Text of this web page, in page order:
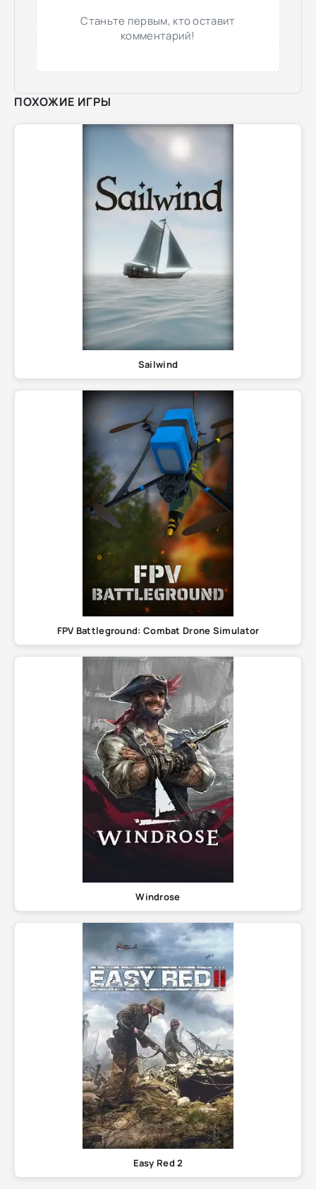
Станьте первым, кто оставит
комментарий!
ПОХОЖИЕ ИГРЫ
Sailwind
FPV Battleground: Combat Drone Simulator
Windrose
Easy Red 2